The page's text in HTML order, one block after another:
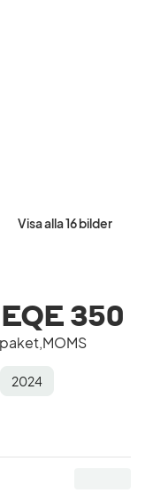
Visa alla 16 bilder
350
2024